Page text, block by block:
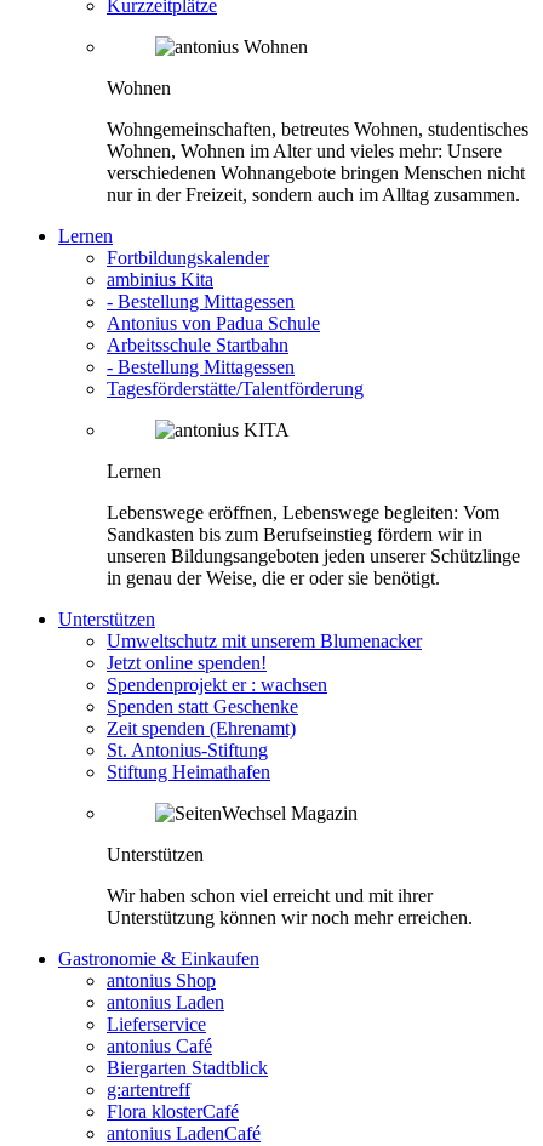
Kurzzeitplätze
Wohnen
Wohngemeinschaften, betreutes Wohnen, studentisches
Wohnen, Wohnen im Alter und vieles mehr: Unsere
verschiedenen Wohnangebote bringen Menschen nicht
nur in der Freizeit, sondern auch im Alltag zusammen.
Lernen
Fortbildungskalender
ambinius Kita
- Bestellung Mittagessen
Antonius von Padua Schule
Arbeitsschule Startbahn
- Bestellung Mittagessen
Tagesförderstätte/Talentförderung
Lernen
Lebenswege eröffnen, Lebenswege begleiten: Vom
Sandkasten bis zum Berufseinstieg fördern wir in
unseren Bildungsangeboten jeden unserer Schützlinge
in genau der Weise, die er oder sie benötigt.
Unterstützen
Umweltschutz mit unserem Blumenacker
Jetzt online spenden!
Spendenprojekt er : wachsen
Spenden statt Geschenke
Zeit spenden (Ehrenamt)
St. Antonius-Stiftung
Stiftung Heimathafen
Unterstützen
Wir haben schon viel erreicht und mit ihrer
Unterstützung können wir noch mehr erreichen.
Gastronomie & Einkaufen
antonius Shop
antonius Laden
Lieferservice
antonius Café
Biergarten Stadtblick
g:artentreff
Flora klosterCafé
antonius LadenCafé